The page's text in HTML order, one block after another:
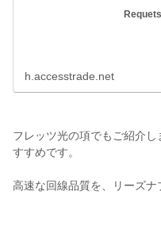
h.accesstrade.net
フレッツ光の項でもご紹介
すすめです。
高速な回線品質を、リーズナ